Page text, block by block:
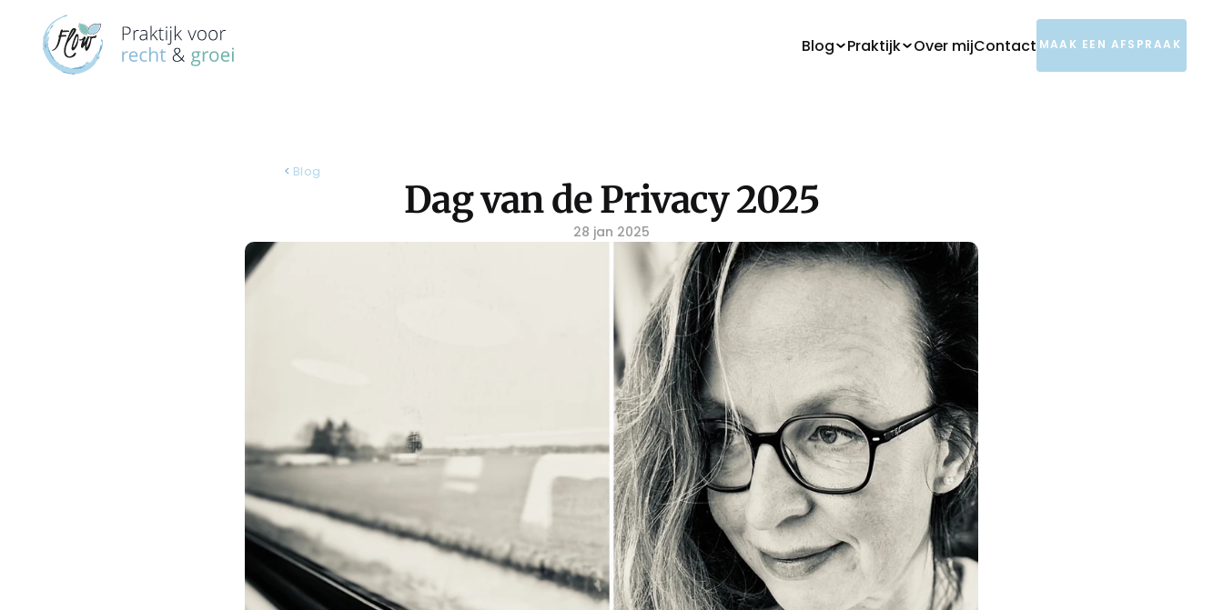
Blog Praktijk Over mijContact MAAK EEN AFSPRAAK
< Blog
Dag van de Privacy 2025
28 jan 2025